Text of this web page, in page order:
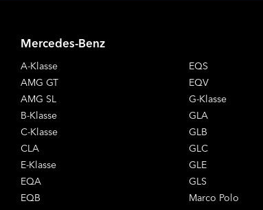
Mercedes-Benz
A-Klasse
AMG GT
AMG SL
B-Klasse
C-Klasse
CLA
E-Klasse
EQA
EQB
EQS
EQV
G-Klasse
GLA
GLB
GLC
GLE
GLS
Marco Polo